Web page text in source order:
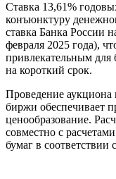
Ставка 13,61%
конъюнктуру
ставка Банка России
февраля 2025 года),
привлекательным
на короткий срок.
Проведение аукциона
биржи обеспечивает
ценообразование.
совместно с
бумаг в